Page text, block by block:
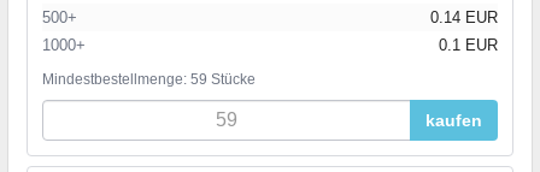
500+
0.14 EUR
1000+
0.1 EUR
Mindestbestellmenge: 59 Stücke
kaufen